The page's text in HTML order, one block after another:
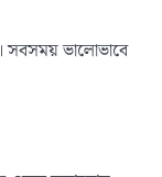
সবসময় ভালোভাবে